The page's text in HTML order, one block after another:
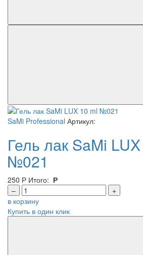
SaMi Professional Артикул:
Гель лак SaMi
№021
250 Р Итого: Р
–
+
в корзину
Купить в один клик